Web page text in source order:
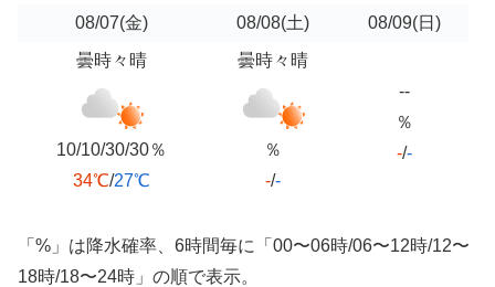
08/07(金) 08/08(土) 08/09(日)
曇時々晴
10/10/30/30％
34℃/27℃
曇時々晴
％
-/-
--
％
-/-
「%」は降水確率、6時間毎に「00〜06時/06〜12時/12〜
18時/18〜24時」の順で表示。